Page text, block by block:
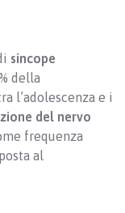
sincope
della
l’adolescenza e i
del nervo
frequenza
al